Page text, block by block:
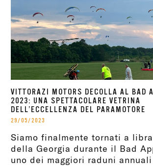
VITTORAZI MOTORS DECOLLA AL BAD
2023: UNA SPETTACOLARE VETRINA
DELL’ECCELLENZA DEL PARAMOTORE
29/05/2023
Siamo finalmente tornati a
della Georgia durante il Bad
uno dei maggiori raduni